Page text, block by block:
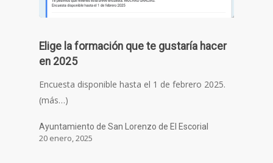
Elige la formación que te gustaría hacer
en 2025
Encuesta disponible hasta el 1 de febrero 2025.
(más…)
Ayuntamiento de San Lorenzo de El Escorial
20 enero, 2025